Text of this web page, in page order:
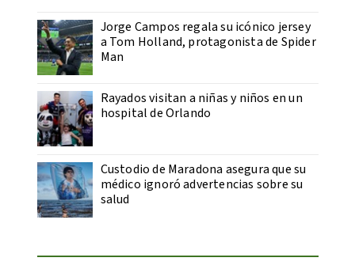
Jorge Campos regala su icónico jersey
a Tom Holland, protagonista de Spider
Man
Rayados visitan a niñas y niños en un
hospital de Orlando
Custodio de Maradona asegura que su
médico ignoró advertencias sobre su
salud